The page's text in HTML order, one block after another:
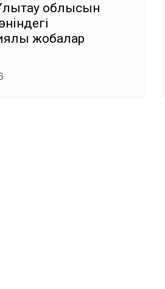
облысын
жобалар